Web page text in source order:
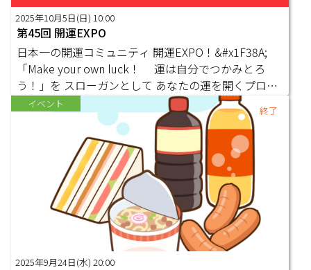
テクノロジーの発展は、適切な質と量を重視し、供給
過多に陥らないように配慮されている。自然環境への
負荷を減らすことに注力し、過剰なスピードよりも緩
やかで持続可能な成長を目指している。人間と自然の
共生を大切にするこの世界では、テクノロジーもま
た、その目標に沿って進化している。 私の理想のワ
ールドは、寛容と共感を中心に据え、人々が互いを尊
重し、助け合う場であり、その中で私は新たなつなが
りを創出し、社会の更なる発展を支える重要な役割を
果たしている。 【ビジョン・ストーリー】 朝、目覚
めると窓から差し込む穏やかな日差しと共に、コミュ
ニティからのメッセージが通知として流れてきた。そ
れは今日開催されるイベントについてのお知らせ。私
はそのメッセージを読みながら、今日も一日、人々と
のつながりを大切にしようと心に誓う。 朝食を摂り
終えると、まずはオンラインでの会議。今日のテーマ
2025年10月5日(日) 10:00
第45回 開運EXPO
日本一の開運コミュニティ 開運EXPO！&#x1F38A;
「Make your own luck！ 運は自分でつかみとろ
う！」を スローガンとして あなたの運を開くプロ達
が オンライン上でお待ちしております！&#x1F970;✨
ミーティングID ： 972 1100 1256 参加条件：どなた
でも参加OK！※途中入退場OK！※スマホ、タブレッ
トからの参加もOK！ &#x1F38A;10/5の出展者一覧は
こちらから！&#x1F38A; https://foex.online/kaiun/
イベント
終了
2025年9月24日(水) 20:00